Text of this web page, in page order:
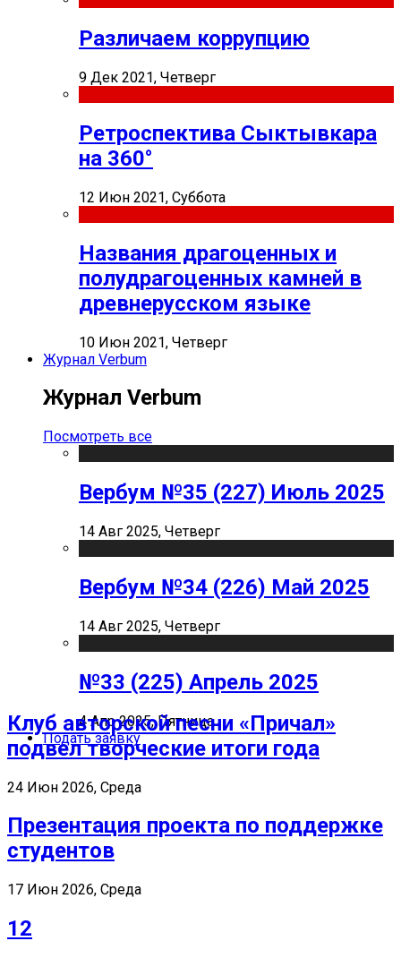
Различаем коррупцию
9 Дек 2021, Четверг
Ретроспектива Сыктывкара
на 360°
12 Июн 2021, Суббота
Названия драгоценных и
полудрагоценных камней в
древнерусском языке
10 Июн 2021, Четверг
Журнал Verbum
Журнал Verbum
Посмотреть все
Вербум №35 (227) Июль 2025
14 Авг 2025, Четверг
Вербум №34 (226) Май 2025
14 Авг 2025, Четверг
№33 (225) Апрель 2025
4 Апр 2025, Пятница
Подать заявку
Клуб авторской песни «Причал»
подвел творческие итоги года
24 Июн 2026, Среда
Презентация проекта по поддержке
студентов
17 Июн 2026, Среда
12